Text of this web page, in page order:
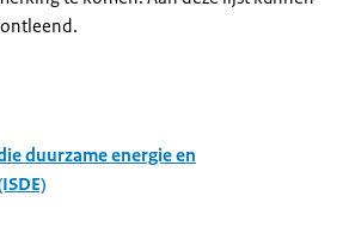
duurzame energie en